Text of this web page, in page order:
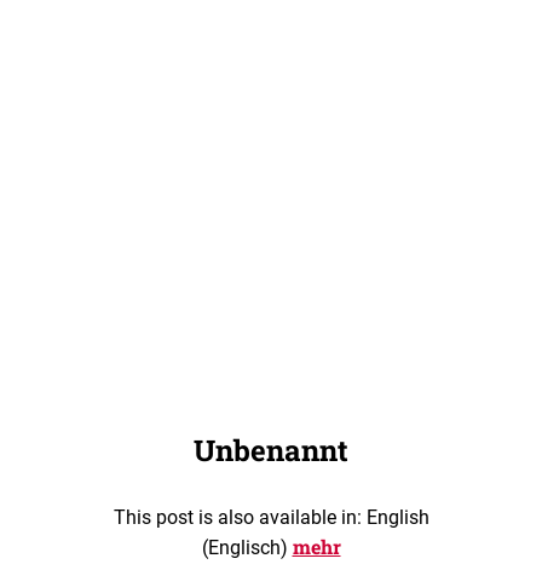
Unbenannt
This post is also available in: English
(Englisch) mehr